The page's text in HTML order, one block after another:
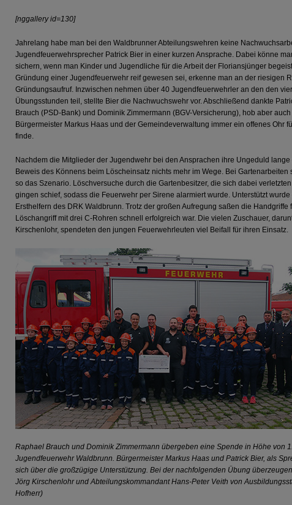
[nggallery id=130]
Jahrelang habe man bei den Waldbrunner Abteilungswehren keine
Jugendfeuerwehrsprecher Patrick Bier in einer kurzen Ansprache. Dabei könne
sichern, wenn man Kinder und Jugendliche für die Arbeit der Floriansjünger
Gründung einer Jugendfeuerwehr reif gewesen sei, erkenne man an der riesigen
Gründungsaufruf. Inzwischen nehmen über 40 Jugendfeuerwehrler an den den
Übungsstunden teil, stellte Bier die Nachwuchswehr vor. Abschließend dankte
Brauch (PSD-Bank) und Dominik Zimmermann (BGV-Versicherung), hob aber
Bürgermeister Markus Haas und der Gemeindeverwaltung immer ein offenes Ohr
finde.
Nachdem die Mitglieder der Jugendwehr bei den Ansprachen ihre Ungeduld
Beweis des Könnens beim Löscheinsatz nichts mehr im Wege. Bei
so das Szenario. Löschversuche durch die Gartenbesitzer, die sich dabei
gingen schief, sodass die Feuerwehr per Sirene alarmiert wurde. Unterstützt
Ersthelfern des DRK Waldbrunn. Trotz der großen Aufregung saßen die Handgriffe
Löschangriff mit drei C-Rohren schnell erfolgreich war. Die vielen Zuschauer,
Kirschenlohr, spendeten den jungen Feuerwehrleuten viel Beifall für ihren Einsatz.
Raphael Brauch und Dominik Zimmermann übergeben eine Spende in Höhe von
Jugendfeuerwehr Waldbrunn. Bürgermeister Markus Haas und Patrick Bier, als
sich über die großzügige Unterstützung. Bei der nachfolgenden Übung
Jörg Kirschenlohr und Abteilungskommandant Hans-Peter Veith von
Hofherr)